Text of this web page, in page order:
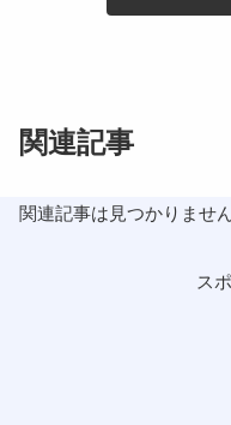
関連記事
関連記事は見つかりませ
ス